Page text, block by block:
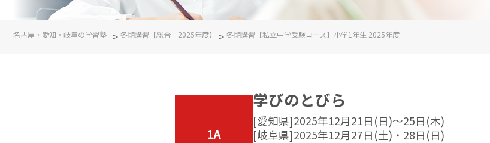
名古屋・愛知・岐阜の学習塾 > 冬期講習【総合 2025年度】 > 冬期講習【私立中学受験コース】小学1年生 2025年度
1A
学びのとびら
[愛知県]2025年12月21日(日)～25日(木)
[岐阜県]2025年12月27日(土)・28日(日)